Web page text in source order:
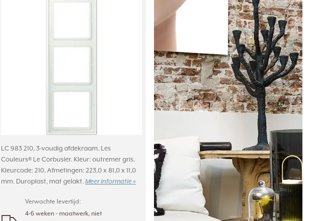
LC 983 210, 3-voudig afdekraam. Les
Couleurs® Le Corbusier. Kleur: outremer gris.
Kleurcode: 210. Afmetingen: 223,0 x 81,0 x 11,0
mm. Duroplast, mat gelakt. Meer informatie »
Verwachte levertijd:
4-6 weken - maatwerk, niet